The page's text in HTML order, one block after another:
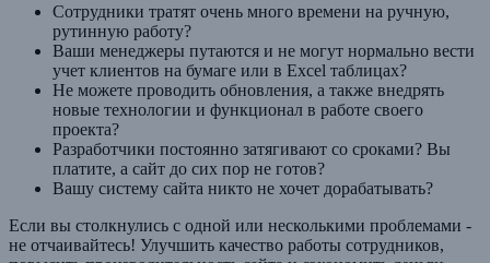
Сотрудники тратят очень много времени на ручную,
рутинную работу?
Ваши менеджеры путаются и не могут нормально вести
учет клиентов на бумаге или в Excel таблицах?
Не можете проводить обновления, а также внедрять
новые технологии и функционал в работе своего
проекта?
Разработчики постоянно затягивают со сроками? Вы
платите, а сайт до сих пор не готов?
Вашу систему сайта никто не хочет дорабатывать?
Если вы столкнулись с одной или несколькими проблемами -
не отчаивайтесь! Улучшить качество работы сотрудников,